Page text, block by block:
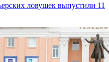
ловушек выпустили 11